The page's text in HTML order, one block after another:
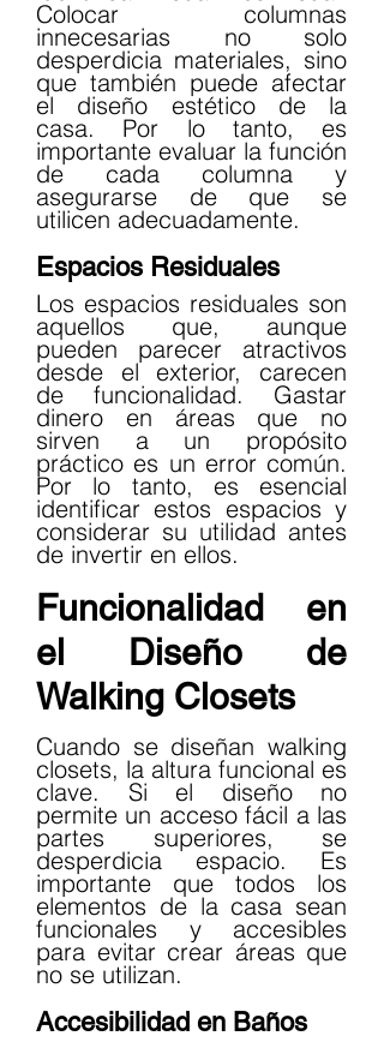
Colocar columnas
innecesarias no solo
desperdicia materiales, sino
que también puede afectar
el diseño estético de la
casa. Por lo tanto, es
importante evaluar la función
de cada columna y
asegurarse de que se
utilicen adecuadamente.
Espacios Residuales
Los espacios residuales son
aquellos que, aunque
pueden parecer atractivos
desde el exterior, carecen
de funcionalidad. Gastar
dinero en áreas que no
sirven a un propósito
práctico es un error común.
Por lo tanto, es esencial
identificar estos espacios y
considerar su utilidad antes
de invertir en ellos.
Funcionalidad en
el Diseño de
Walking Closets
Cuando se diseñan walking
closets, la altura funcional es
clave. Si el diseño no
permite un acceso fácil a las
partes superiores, se
desperdicia espacio. Es
importante que todos los
elementos de la casa sean
funcionales y accesibles
para evitar crear áreas que
no se utilizan.
Accesibilidad en Baños